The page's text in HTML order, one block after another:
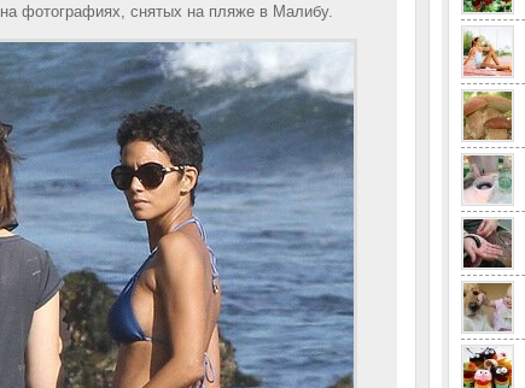
на фотографиях, снятых на пляже в Малибу.